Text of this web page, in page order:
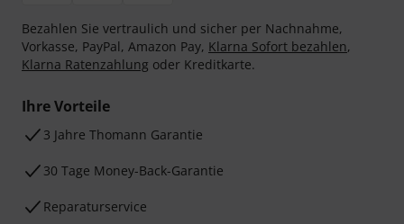
Bezahlen Sie vertraulich und sicher per Nachnahme,
Vorkasse, PayPal, Amazon Pay, Klarna Sofort bezahlen,
Klarna Ratenzahlung oder Kreditkarte.
Ihre Vorteile
3 Jahre Thomann Garantie
30 Tage Money-Back-Garantie
Reparaturservice